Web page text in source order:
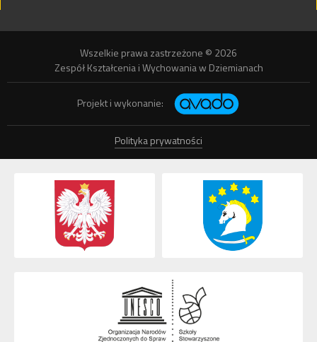
Wszelkie prawa zastrzeżone © 2026
Zespół Kształcenia i Wychowania w Dziemianach
Projekt i wykonanie:
Polityka prywatności